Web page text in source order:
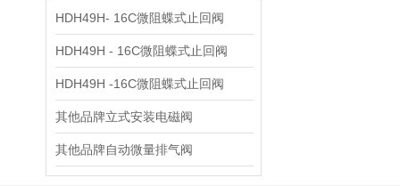
HDH49H- 16C微阻蝶式止回阀
HDH49H - 16C微阻蝶式止回阀
HDH49H -16C微阻蝶式止回阀
其他品牌立式安装电磁阀
其他品牌自动微量排气阀